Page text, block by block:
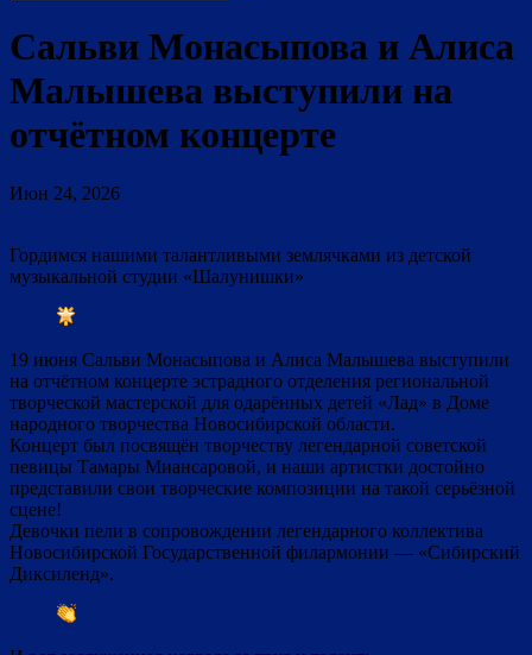
Сальви Монасыпова и Алиса
Малышева выступили на
отчётном концерте
Июн 24, 2026
Гордимся нашими талантливыми землячками из детской
музыкальной студии «Шалунишки»
19 июня Сальви Монасыпова и Алиса Малышева выступили
на отчётном концерте эстрадного отделения региональной
творческой мастерской для одарённых детей «Лад» в Доме
народного творчества Новосибирской области.
Концерт был посвящён творчеству легендарной советской
певицы Тамары Миансаровой, и наши артистки достойно
представили свои творческие композиции на такой серьёзной
сцене!
Девочки пели в сопровождении легендарного коллектива
Новосибирской Государственной филармонии — «Сибирский
Диксиленд».